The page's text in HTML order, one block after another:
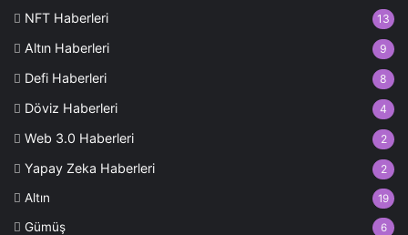
NFT Haberleri 13
Altın Haberleri 9
Defi Haberleri 8
Döviz Haberleri 4
Web 3.0 Haberleri 2
Yapay Zeka Haberleri 2
Altın 19
Gümüş 6